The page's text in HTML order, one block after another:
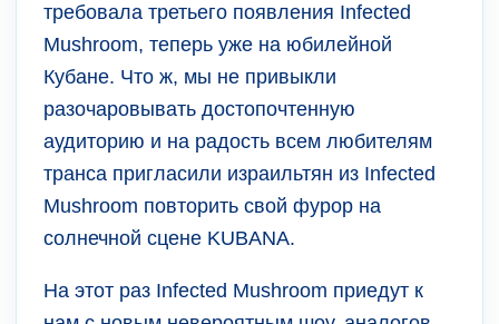
требовала третьего появления Infected
Mushroom, теперь уже на юбилейной
Кубане. Что ж, мы не привыкли
разочаровывать достопочтенную
аудиторию и на радость всем любителям
транса пригласили израильтян из Infected
Mushroom повторить свой фурор на
солнечной сцене KUBANA.
На этот раз Infected Mushroom приедут к